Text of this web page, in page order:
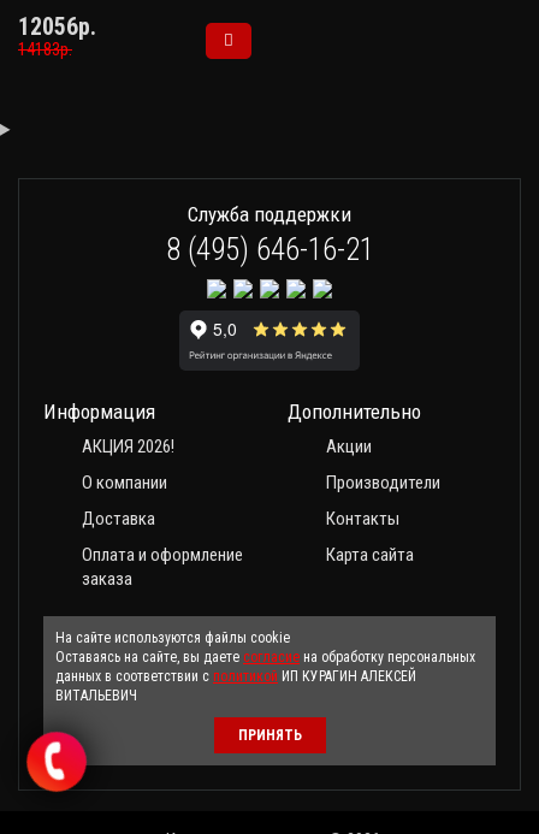
12056р.
14183р.
Служба поддержки
8 (495) 646-16-21
Информация
АКЦИЯ 2026!
О компании
Доставка
Оплата и оформление
заказа
Дополнительно
Акции
Производители
Контакты
Карта сайта
На сайте используются файлы cookie
Оставаясь на сайте, вы даете согласие на обработку персональных
данных в соответствии с политикой ИП КУРАГИН АЛЕКСЕЙ
ВИТАЛЬЕВИЧ
ПРИНЯТЬ